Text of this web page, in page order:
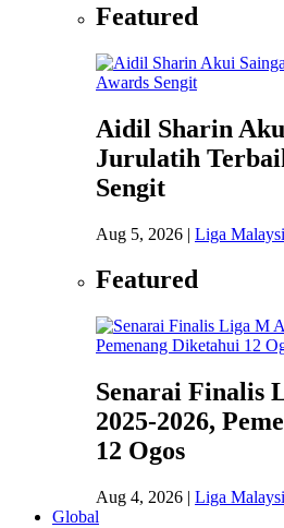
Featured
Aidil Sharin
Jurulatih
Sengit
Aug 5, 2026 | Liga
Featured
Senarai Finalis
2025-2026,
12 Ogos
Aug 4, 2026 | Liga
Global